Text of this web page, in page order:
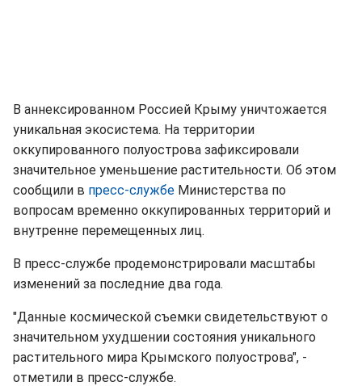
В аннексированном Россией Крыму уничтожается
уникальная экосистема. На территории
оккупированного полуострова зафиксировали
значительное уменьшение растительности. Об этом
сообщили в пресс-службе Министерства по
вопросам временно оккупированных территорий и
внутренне перемещенных лиц.
В пресс-службе продемонстрировали масштабы
изменений за последние два года.
"Данные космической съемки свидетельствуют о
значительном ухудшении состояния уникального
растительного мира Крымского полуострова", -
отметили в пресс-службе.